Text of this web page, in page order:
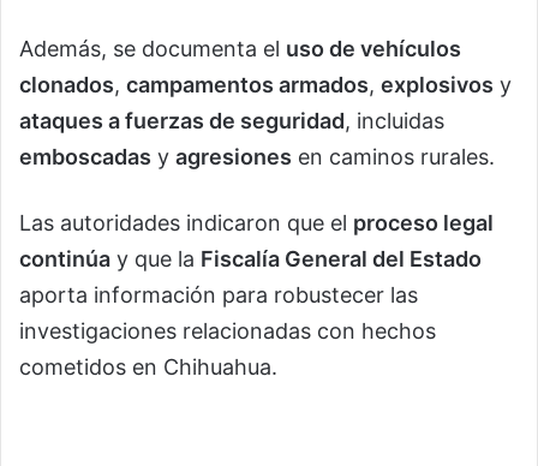
Además, se documenta el uso de vehículos
clonados, campamentos armados, explosivos y
ataques a fuerzas de seguridad, incluidas
emboscadas y agresiones en caminos rurales.
Las autoridades indicaron que el proceso legal
continúa y que la Fiscalía General del Estado
aporta información para robustecer las
investigaciones relacionadas con hechos
cometidos en Chihuahua.